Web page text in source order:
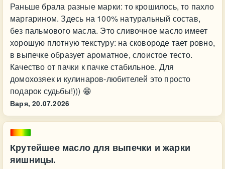
Раньше брала разные марки: то крошилось, то пахло
маргарином. Здесь на 100% натуральный состав,
без пальмового масла. Это сливочное масло имеет
хорошую плотную текстуру: на сковороде тает ровно,
в выпечке образует ароматное, слоистое тесто.
Качество от пачки к пачке стабильное. Для
домохозяек и кулинаров-любителей это просто
подарок судьбы!))) 😁
Варя, 20.07.2026
Крутейшее масло для выпечки и жарки
яишницы.